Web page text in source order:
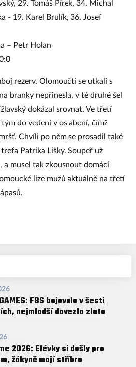
FBS bojovalo v šesti
nejmladší dovezla zlato
2026: Elévky si došly pro
žákyně mají stříbro
29. Tomáš Pírek, 34. Michal
- 19. Karel Brulík, 36. Josef
– Petr Holan
0:0
rezerv. Olomoučtí se utkali s
branky nepřinesla, v té druhé šel
dokázal srovnat. Ve třetí
do vedení v oslabení, čímž
Chvíli po něm se prosadil také
trefa Patrika Lišky. Soupeř už
a musel tak zkousnout domácí
lize mužů aktuálně na třetí